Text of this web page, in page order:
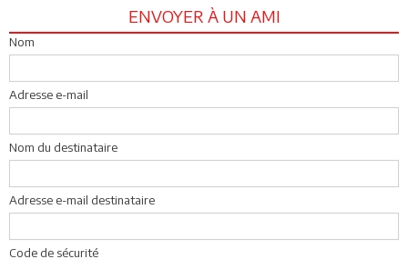
ENVOYER À UN AMI
Nom
Adresse e-mail
Nom du destinataire
Adresse e-mail destinataire
Code de sécurité